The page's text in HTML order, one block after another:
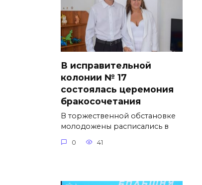
В исправительной
колонии № 17
состоялась церемония
бракосочетания
В торжественной обстановке
молодожены расписались в
0 41